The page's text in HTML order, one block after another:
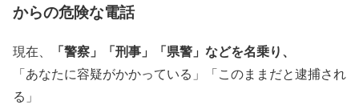
からの危険な電話
現在、 「警察」「刑事」「県警」などを名乗り、
「あなたに容疑がかかっている」「このままだと逮捕され
る」